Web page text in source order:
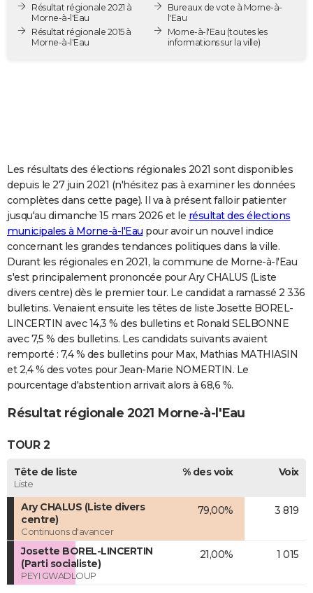
Destinations
City break
Voyage nature
Voyage de noces
Forum
PHOTO
GUIDES D'ACHAT
COPAINS D'AVANT
S'inscrire
Se connecter
Lycées
Collèges
Primaires
Universités
Entreprises
Service militaire
Avis de recherche
AVIS DE DÉCÈS
FORUM
Bricolage
Lifestyle
Culture
Sport
Auto
Television
Voyage
Cinema
Résultat régionale 2021 à
Morne-à-l'Eau
Résultat régionale 2015 à
Morne-à-l'Eau
Bureaux de vote à Morne-à-
l'Eau
Morne-à-l'Eau (toutes les
informations sur la ville)
Les résultats des élections régionales 2021 sont disponibles
depuis le 27 juin 2021 (n'hésitez pas à examiner les données
complètes dans cette page). Il va à présent falloir patienter
jusqu'au dimanche 15 mars 2026 et le résultat des élections
municipales à Morne-à-l'Eau pour avoir un nouvel indice
concernant les grandes tendances politiques dans la ville.
Durant les régionales en 2021, la commune de Morne-à-l'Eau
s'est principalement prononcée pour Ary CHALUS (Liste
divers centre) dès le premier tour. Le candidat a ramassé 2 336
bulletins. Venaient ensuite les têtes de liste Josette BOREL-
LINCERTIN avec 14,3 % des bulletins et Ronald SELBONNE
avec 7,5 % des bulletins. Les candidats suivants avaient
remporté : 7,4 % des bulletins pour Max, Mathias MATHIASIN
et 2,4 % des votes pour Jean-Marie NOMERTIN. Le
pourcentage d'abstention arrivait alors à 68,6 %.
Résultat régionale 2021 Morne-à-l'Eau
TOUR 2
Tête de liste
Liste
% des voix Voix
Ary CHALUS (Liste divers
centre)
Continuons d'avancer
79,00% 3 819
Josette BOREL-LINCERTIN
(Parti socialiste)
PEYI GWADLOUP
21,00% 1 015